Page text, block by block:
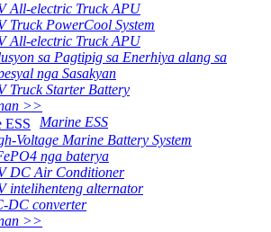
All-electric Truck APU
Truck PowerCool System
All-electric Truck APU
sa Pagtipig sa Enerhiya alang sa
nga Sasakyan
Truck Starter Battery
>>
Marine ESS
Voltage Marine Battery System
nga baterya
DC Air Conditioner
intelihenteng alternator
DC converter
>>